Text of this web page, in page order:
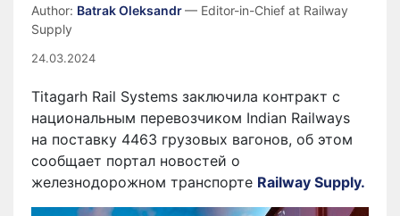
Author: Batrak Oleksandr— Editor-in-Chief at Railway
Supply
24.03.2024
Titagarh Rail Systems заключила контракт с
национальным перевозчиком Indian Railways
на поставку 4463 грузовых вагонов, об этом
сообщает портал новостей о
железнодорожном транспорте Railway Supply.